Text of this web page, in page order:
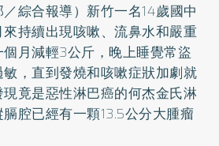
／綜合報導）新竹一名14歲國中
持續出現咳嗽、流鼻水和嚴重
月減輕3公斤，晚上睡覺常盜
，直到發燒和咳嗽症狀加劇就
竟是惡性淋巴癌的何杰金氏淋
腔已經有一顆13.5公分大腫瘤